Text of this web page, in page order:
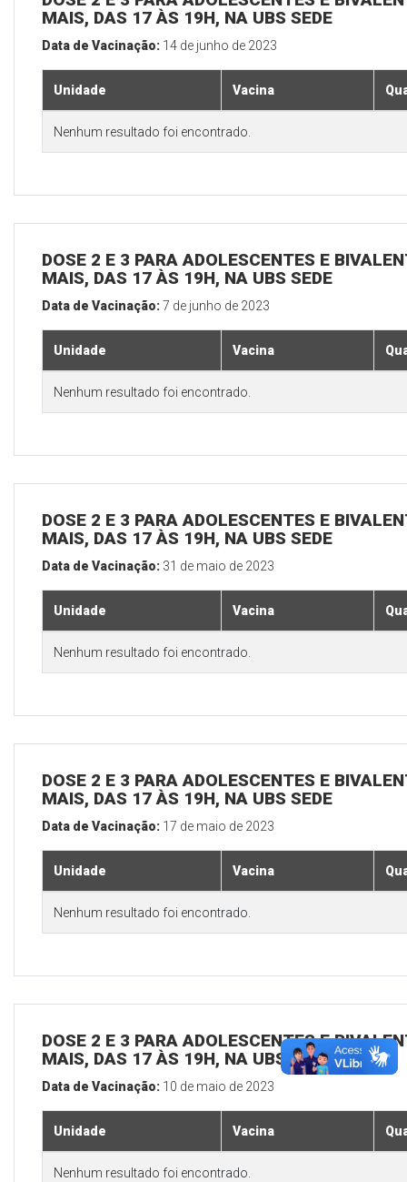
MAIS, DAS 17 ÀS 19H, NA UBS SEDE
Data de Vacinação: 14 de junho de 2023
Unidade Vacina
Nenhum resultado foi encontrado.
DOSE 2 E 3 PARA ADOLESCENTES E
MAIS, DAS 17 ÀS 19H, NA UBS SEDE
Data de Vacinação:7 de junho de 2023
Unidade Vacina
Nenhum resultado foi encontrado.
DOSE 2 E 3 PARA ADOLESCENTES E
MAIS, DAS 17 ÀS 19H, NA UBS SEDE
Data de Vacinação: 31 de maio de 2023
Unidade Vacina
Nenhum resultado foi encontrado.
DOSE 2 E 3 PARA ADOLESCENTES E
MAIS, DAS 17 ÀS 19H, NA UBS SEDE
Data de Vacinação: 17 de maio de 2023
Unidade Vacina
Nenhum resultado foi encontrado.
DOSE 2 E 3 PARA ADOLESCENTES E
MAIS, DAS 17 ÀS 19H, NA UBS SEDE
Data de Vacinação: 10 de maio de 2023
Unidade Vacina
Nenhum resultado foi encontrado.